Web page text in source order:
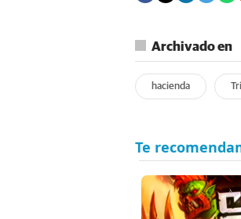
Archivado en
hacienda